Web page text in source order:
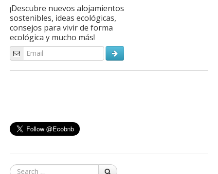
¡Descubre nuevos alojamientos
sostenibles, ideas ecológicas,
consejos para vivir de forma
ecológica y mucho más!
Search